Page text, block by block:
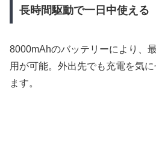
長時間駆動で一日中使える
8000mAhのバッテリーにより、
用が可能。外出先でも充電を気
ます。